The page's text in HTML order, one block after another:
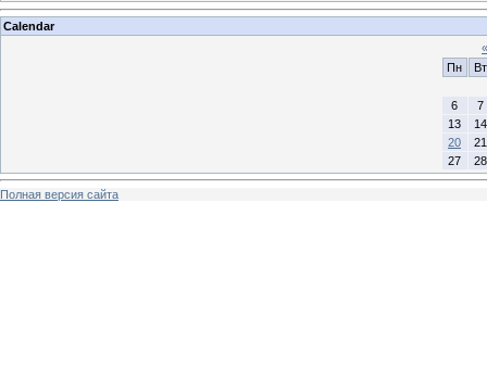
Calendar
«
Пн
Вт
6
7
13
14
20
21
27
28
Полная версия сайта